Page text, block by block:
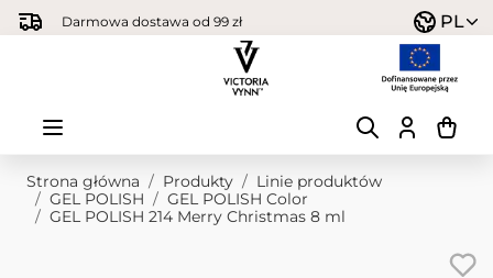
Przejdź do treści
Darmowa dostawa od 99 zł PL
Strona główna / Produkty / Linie produktów
/ GEL POLISH / GEL POLISH Color
/ GEL POLISH 214 Merry Christmas 8 ml